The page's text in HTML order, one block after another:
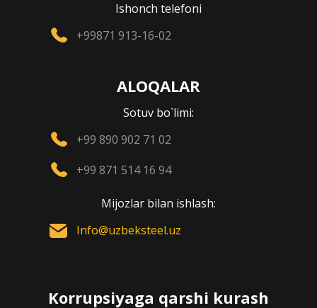
Ishonch telefoni
+99871 913-16-02
ALOQALAR
Sotuv bo`limi:
+99 890 902 71 02
+99 871 514 16 94
Mijozlar bilan ishlash:
Info@uzbeksteel.uz
Korrupsiyaga qarshi kurash